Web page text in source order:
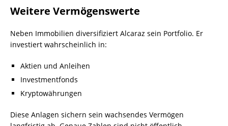
Weitere Vermögenswerte
Neben Immobilien diversifiziert Alcaraz sein Portfolio. Er
investiert wahrscheinlich in:
Aktien und Anleihen
Investmentfonds
Kryptowährungen
Diese Anlagen sichern sein wachsendes Vermögen